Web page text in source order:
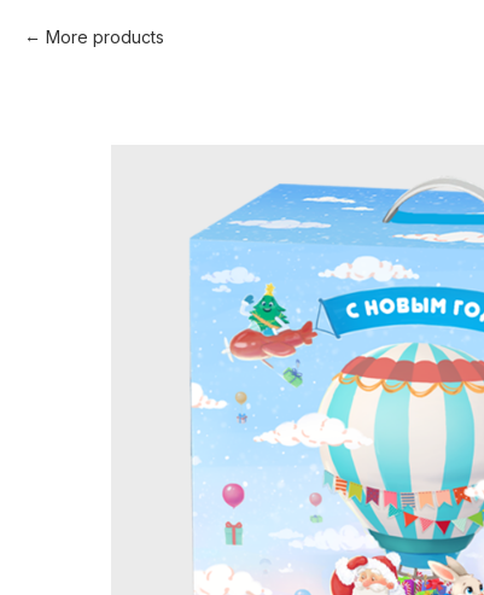
More products